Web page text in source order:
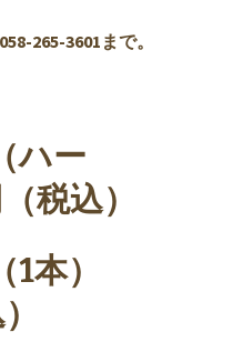
058-265-3601まで。
ー
税込）
）